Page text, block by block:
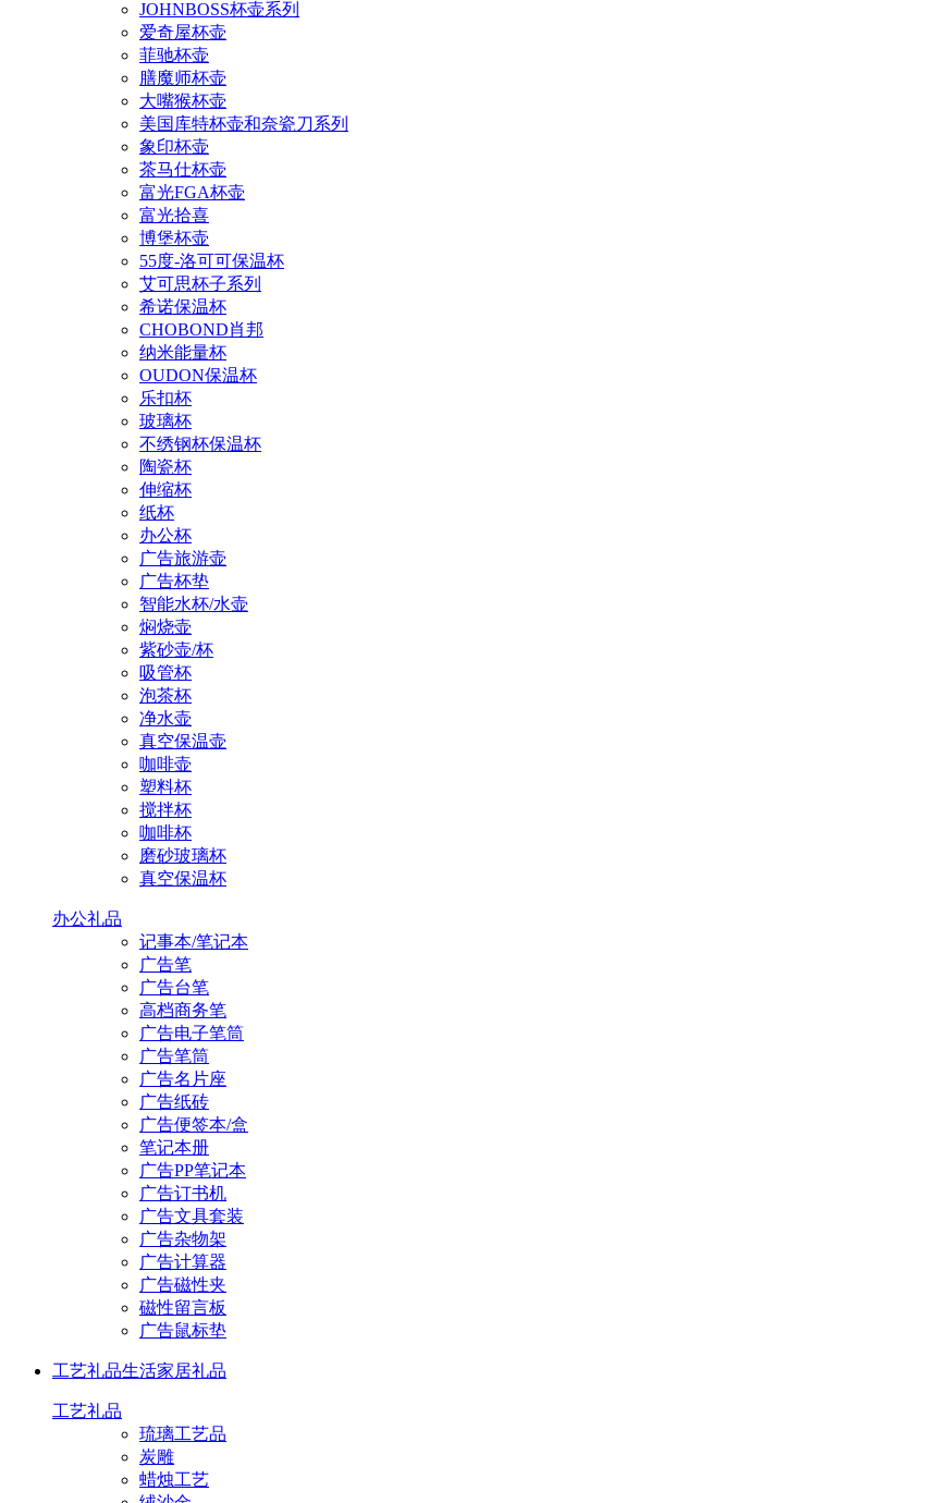
JOHNBOSS杯壶系列
爱奇屋杯壶
菲驰杯壶
膳魔师杯壶
大嘴猴杯壶
美国库特杯壶和奈瓷刀系列
象印杯壶
茶马仕杯壶
富光FGA杯壶
富光拾喜
博堡杯壶
55度-洛可可保温杯
艾可思杯子系列
希诺保温杯
CHOBOND肖邦
纳米能量杯
OUDON保温杯
乐扣杯
玻璃杯
不绣钢杯保温杯
陶瓷杯
伸缩杯
纸杯
办公杯
广告旅游壶
广告杯垫
智能水杯/水壶
焖烧壶
紫砂壶/杯
吸管杯
泡茶杯
净水壶
真空保温壶
咖啡壶
塑料杯
搅拌杯
咖啡杯
磨砂玻璃杯
真空保温杯
办公礼品
记事本/笔记本
广告笔
广告台笔
高档商务笔
广告电子笔筒
广告笔筒
广告名片座
广告纸砖
广告便签本/盒
笔记本册
广告PP笔记本
广告订书机
广告文具套装
广告杂物架
广告计算器
广告磁性夹
磁性留言板
广告鼠标垫
工艺礼品生活家居礼品
工艺礼品
琉璃工艺品
炭雕
蜡烛工艺